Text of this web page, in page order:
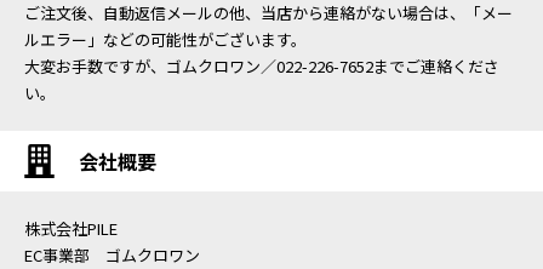
ご注文後、自動返信メールの他、当店から連絡がない場合は、「メー
ルエラー」などの可能性がございます。
大変お手数ですが、ゴムクロワン／022-226-7652までご連絡くださ
い。
会社概要
株式会社PILE
EC事業部 ゴムクロワン